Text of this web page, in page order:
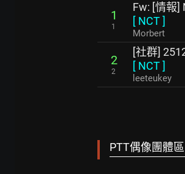
1
1
Fw: [情報]
[ NCT]
Morbert
2
2
[社群]
[ NCT]
leeteukey
PTT偶像團體